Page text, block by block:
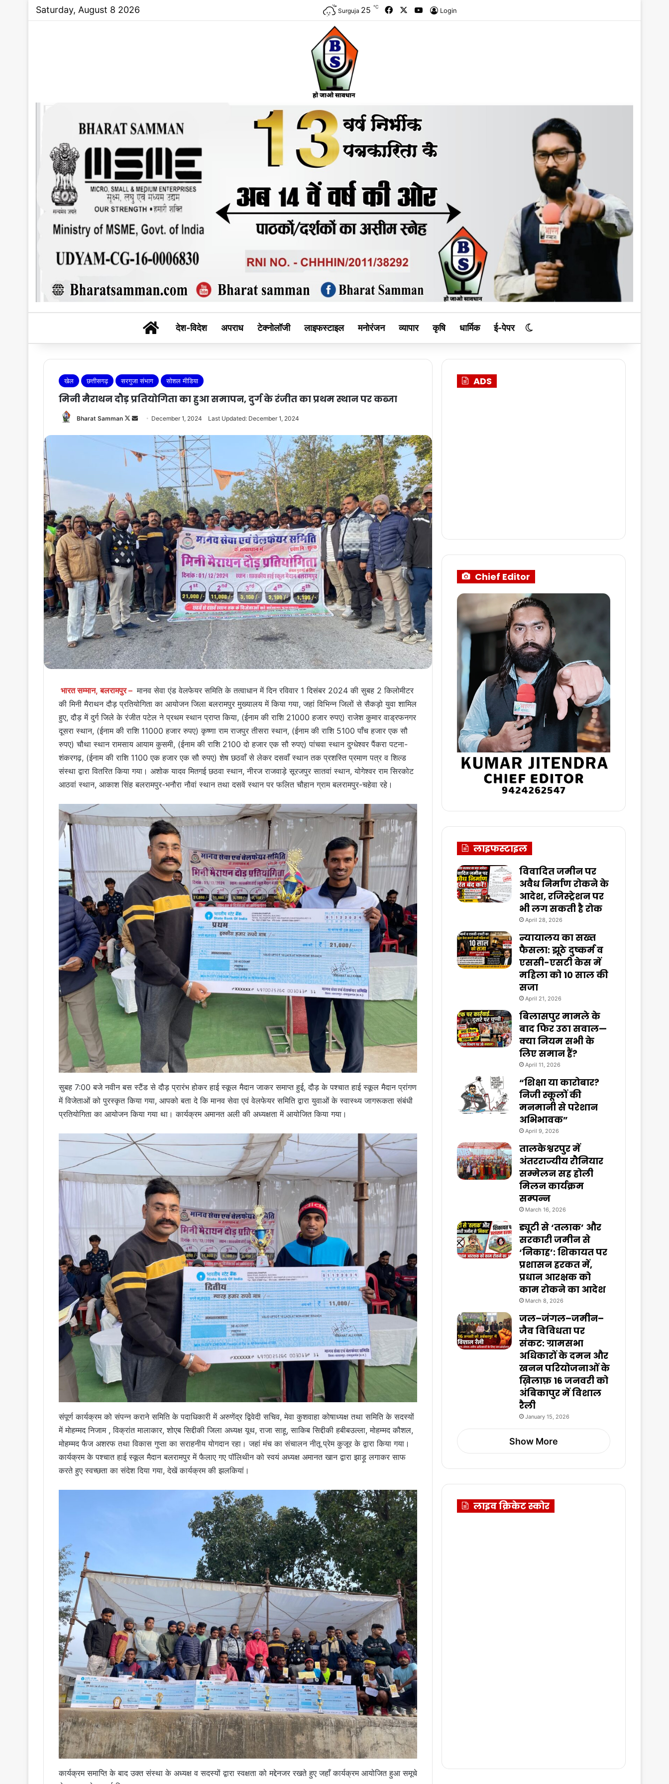
Saturday, August 8 2026 Surguja 25 ℃ FacebookYouTube
Login
BHARAT SAMMAN
देश-विदेश अपराध टेक्नोलॉजी लाइफस्टाइल मनोरंजन व्यापार कृषि धार्मिक ई-पेपर Switch skin
खेल छत्तीसगढ़ सरगुजा संभाग सोशल मीडिया
मिनी मैराथन दौड़ प्रतियोगिता का हुआ समापन, दुर्ग के रंजीत का प्रथम स्थान पर कब्जा
Bharat Samman
Follow
Send December 1, 2024 Last Updated: December 1, 2024
भारत सम्मान, बलरामपुर – मानव सेवा एंड वेलफेयर समिति के तत्वाधान में दिन रविवार 1 दिसंबर 2024 की सुबह 2 किलोमीटर
की मिनी मैराथन दौड़ प्रतियोगिता का आयोजन जिला बलरामपुर मुख्यालय में किया गया, जहां विभिन्न जिलों से सैकड़ो युवा शामिल
हुए, दौड़ में दुर्ग जिले के रंजीत पटेल ने प्रथम स्थान प्राप्त किया, (ईनाम की राशि 21000 हजार रुपए) राजेश कुमार वाड्रफनगर
दूसरा स्थान, (ईनाम की राशि 11000 हजार रुपए) कृष्णा राम राजपुर तीसरा स्थान, (ईनाम की राशि 5100 पाँच हजार एक सौ
रुपए) चौथा स्थान रामसाय आयाम कुसमी, (ईनाम की राशि 2100 दो हजार एक सौ रुपए) पांचवा स्थान दुग्धेश्वर पैंकरा पटना-
शंकरगढ़, (ईनाम की राशि 1100 एक हजार एक सौ रुपए) शेष छठवाँ से लेकर दसवाँ स्थान तक प्रशस्ति प्रमाण पत्र व शिल्ड
संस्था द्वारा वितरित किया गया। अशोक यादव मितगई छठवा स्थान, नीरज राजवाड़े सूरजपुर सातवां स्थान, योगेश्वर राम सिरकोट
आठवां स्थान, आकाश सिंह बलरामपुर-भनौरा नौवां स्थान तथा दसवें स्थान पर फलित चौहान ग्राम बलरामपुर-चहेवा रहे।
सुबह 7:00 बजे नवीन बस स्टैंड से दौड़ प्रारंभ होकर हाई स्कूल मैदान जाकर समाप्त हुई, दौड़ के पश्चात हाई स्कूल मैदान प्रांगण
में विजेताओं को पुरस्कृत किया गया, आपको बता दे कि मानव सेवा एवं वेलफेयर समिति द्वारा युवाओं के स्वास्थ्य जागरूकता संबंधी
प्रतियोगिता का आयोजन किया गया था। कार्यक्रम अमानत अली की अध्यक्षता में आयोजित किया गया।
संपूर्ण कार्यक्रम को संपन्न कराने समिति के पदाधिकारी में अरुणेंद्र द्विवेदी सचिव, मेवा कुशवाहा कोषाध्यक्ष तथा समिति के सदस्यों
में मोहम्मद निजाम , विक्रांत मालाकार, शोएब सिद्दीकी जिला अध्यक्ष यूथ, राजा साहू, साकिब सिद्दीकी हबीबउल्ला, मोहम्मद कौशल,
मोहम्मद फैज अशरफ तथा विकास गुप्ता का सराहनीय योगदान रहा। जहां मंच का संचालन नीतू प्रेम कुजूर के द्वारा किया गया।
कार्यक्रम के पश्चात हाई स्कूल मैदान बलरामपुर में फैलाए गए पॉलिथीन को स्वयं अध्यक्ष अमानत खान द्वारा झाड़ू लगाकर साफ
करते हुए स्वच्छता का संदेश दिया गया, देखें कार्यक्रम की झलकियां।
कार्यक्रम समाप्ति के बाद उक्त संस्था के अध्यक्ष व सदस्यों द्वारा स्वक्षता को मद्देनजर रखते हुए जहाँ कार्यक्रम आयोजित हुआ समूचे
ADS
Chief Editor
लाइफस्टाइल
विवादित जमीन पर
अवैध निर्माण रोकने के
आदेश, रजिस्ट्रेशन पर
भी लग सकती है रोक
April 28, 2026
न्यायालय का सख्त
फैसला: झूठे दुष्कर्म व
एससी-एसटी केस में
महिला को 10 साल की
सजा
April 21, 2026
बिलासपुर मामले के
बाद फिर उठा सवाल—
क्या नियम सभी के
लिए समान हैं?
April 11, 2026
“शिक्षा या कारोबार?
निजी स्कूलों की
मनमानी से परेशान
अभिभावक”
April 9, 2026
तालकेश्वरपुर में
अंतरराज्यीय रौनियार
सम्मेलन सह होली
मिलन कार्यक्रम
सम्पन्न
March 16, 2026
ड्यूटी से ‘तलाक’ और
सरकारी जमीन से
‘निकाह’: शिकायत पर
प्रशासन हरकत में,
प्रधान आरक्षक को
काम रोकने का आदेश
March 8, 2026
जल–जंगल–जमीन–
जैव विविधता पर
संकट: ग्रामसभा
अधिकारों के दमन और
खनन परियोजनाओं के
ख़िलाफ़ 16 जनवरी को
अंबिकापुर में विशाल
रैली
January 15, 2026
Show More
लाइव क्रिकेट स्कोर